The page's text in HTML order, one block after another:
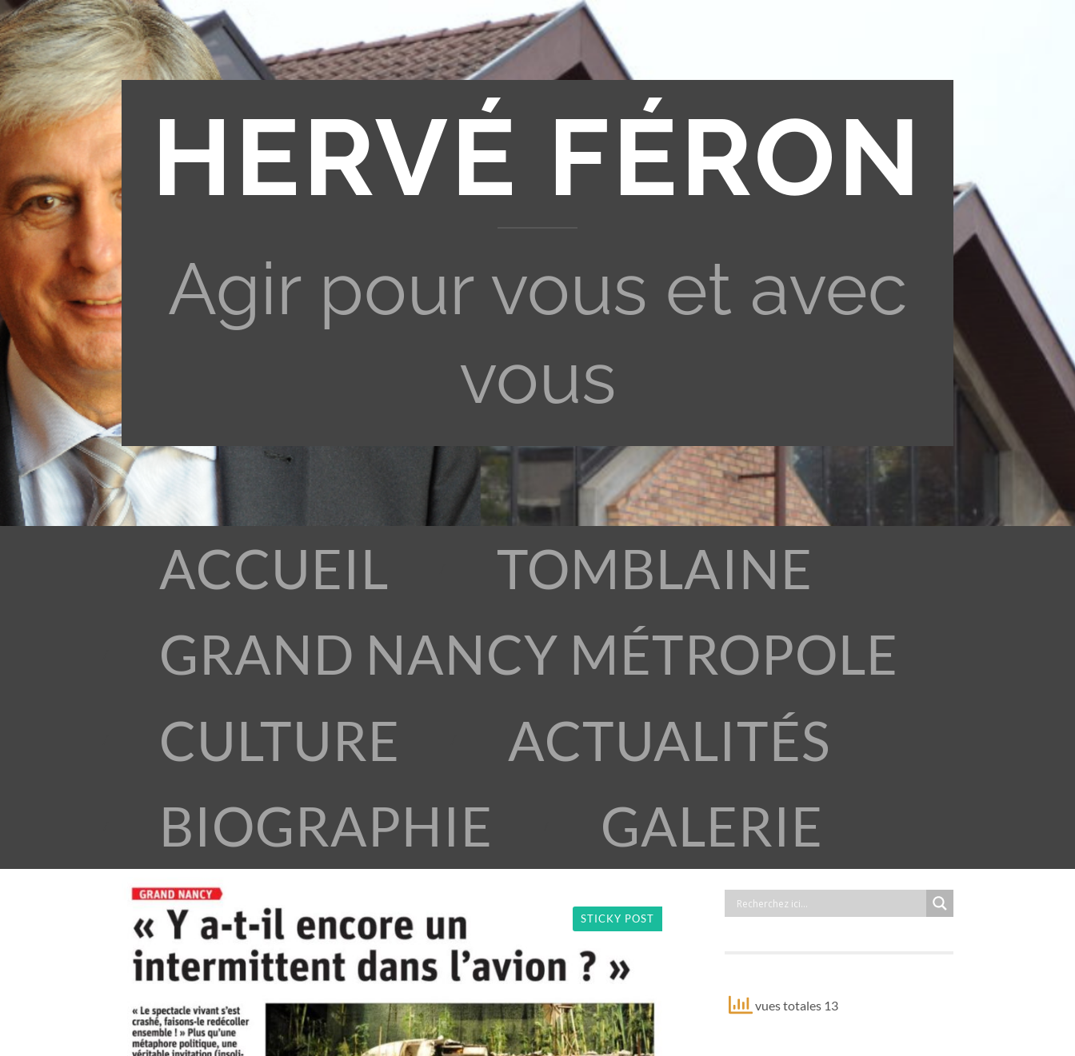
HERVÉ FÉRON
Agir pour vous et avec
vous
ACCUEIL
TOMBLAINE
GRAND NANCY MÉTROPOLE
CULTURE
ACTUALITÉS
BIOGRAPHIE
GALERIE
STICKY POST
vues totales 13